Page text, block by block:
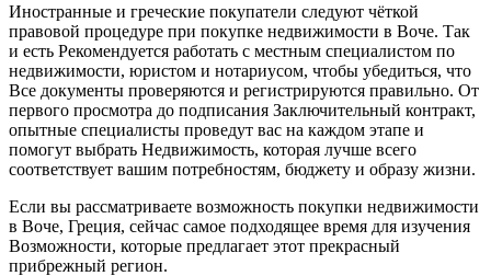
Иностранные и греческие покупатели следуют чёткой
правовой процедуре при покупке недвижимости в Воче. Так
и есть Рекомендуется работать с местным специалистом по
недвижимости, юристом и нотариусом, чтобы убедиться, что
Все документы проверяются и регистрируются правильно. От
первого просмотра до подписания Заключительный контракт,
опытные специалисты проведут вас на каждом этапе и
помогут выбрать Недвижимость, которая лучше всего
соответствует вашим потребностям, бюджету и образу жизни.
Если вы рассматриваете возможность покупки недвижимости
в Воче, Греция, сейчас самое подходящее время для изучения
Возможности, которые предлагает этот прекрасный
прибрежный регион.